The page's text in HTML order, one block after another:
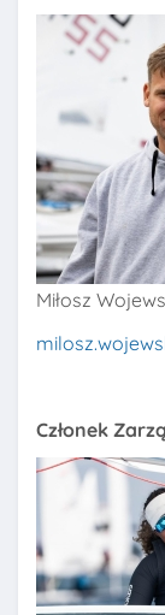
Miłosz
Członek